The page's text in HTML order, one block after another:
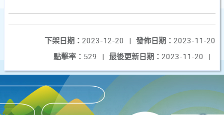
發佈日期： 2023-11-20
下架日期： 2023-12-20
|
最後更新日期： 2023-11-20 |
點擊率： 529 |